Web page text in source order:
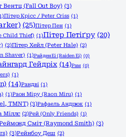
Вентц (Fall Out Boy) (3)
Пітер Крісс / Peter Criss (1)
(25)Пітер Пен (1)
Child Thief) (1)Пітер Петіґру (20)
(2)Пітер Хейл (Peter Hale) (2)
Shaver) (1)Райден Еі (Raiden Ei) (0)
Гейдріх (14)Рам (0)
(1)
(14)Рандві (1)
(1)Раон Міру (Raon Miru) (1)
TMNT) (3)Рафаель Андрюк (1)
Міллс (2)Рей (Only Friends) (1)
Сміт (Raymond Smith) (3)
(3)Рейнбоу Деш (2)